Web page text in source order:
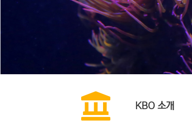
KBO 소개